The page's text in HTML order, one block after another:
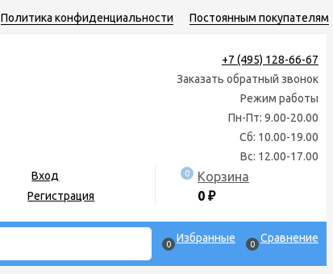
Политика конфиденциальности Постоянным покупателям
+7 (495) 128-66-67
Заказать обратный звонок
Режим работы
Пн-Пт: 9.00-20.00
Сб: 10.00-19.00
Вс: 12.00-17.00
Вход
Регистрация
0
Корзина
0 ₽
0 Избранные 0 Сравнение